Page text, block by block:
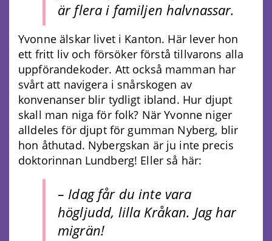
är flera i familjen halvnassar.
Yvonne älskar livet i Kanton. Här lever hon
ett fritt liv och försöker förstå tillvarons alla
uppförandekoder. Att också mamman har
svårt att navigera i snårskogen av
konvenanser blir tydligt ibland. Hur djupt
skall man niga för folk? När Yvonne niger
alldeles för djupt för gumman Nyberg, blir
hon åthutad. Nybergskan är ju inte precis
doktorinnan Lundberg! Eller så här:
– Idag får du inte vara
högljudd, lilla Kråkan. Jag har
migrän!